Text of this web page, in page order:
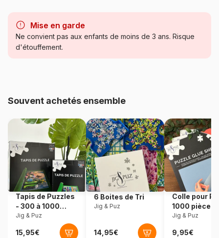
Catégorie Puzzles - Déco et Objets
Référence Magnolia-2303
EAN 8699375066050
Nombre de pièces 1000 pièces
Dimensions 68 x 48 cm
Mise en garde
Ne convient pas aux enfants de moins de 3 ans. Risque
d'étouffement.
Souvent achetés ensemble
Tapis de Puzzles
- 300 à 1000
pièces
Jig & Puz
6 Boites de Tri
Jig & Puz
Colle pour
1000 pièces
Jig & Puz